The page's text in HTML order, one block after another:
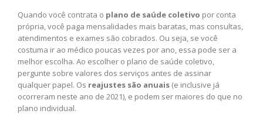
Quando você contrata o plano de saúde coletivo por conta
própria, você paga mensalidades mais baratas, mas consultas,
atendimentos e exames são cobrados. Ou seja, se você
costuma ir ao médico poucas vezes por ano, essa pode ser a
melhor escolha. Ao escolher o plano de saúde coletivo,
pergunte sobre valores dos serviços antes de assinar
qualquer papel. Os reajustes são anuais (e inclusive já
ocorreram neste ano de 2021), e podem ser maiores do que no
plano individual.